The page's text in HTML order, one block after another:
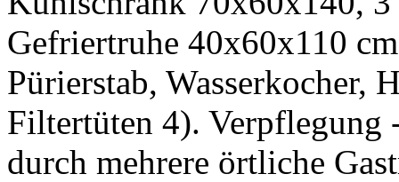
Gefriertruhe 40x60x110
Pürierstab, Wasserkocher,
Filtertüten 4). Verpflegung
durch mehrere örtliche